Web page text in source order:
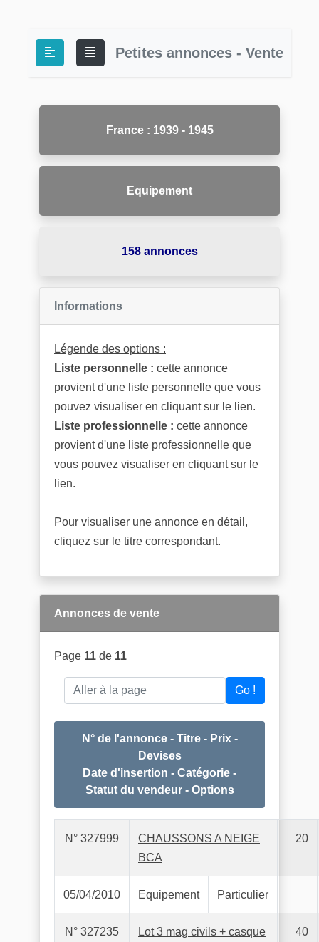
Petites annonces - Vente
France : 1939 - 1945
Equipement
158 annonces
Informations
Légende des options :
Liste personnelle : cette annonce
provient d'une liste personnelle que vous
pouvez visualiser en cliquant sur le lien.
Liste professionnelle : cette annonce
provient d'une liste professionnelle que
vous pouvez visualiser en cliquant sur le
lien.
Pour visualiser une annonce en détail,
cliquez sur le titre correspondant.
Annonces de vente
Page 11 de 11
Aller à la page Go !
N° de l'annonce - Titre - Prix -
Devises
Date d'insertion - Catégorie -
Statut du vendeur - Options
N° 327999
CHAUSSONS A NEIGE
BCA
20
05/04/2010 Equipement Particulier
N° 327235
Lot 3 mag civils + casque
40